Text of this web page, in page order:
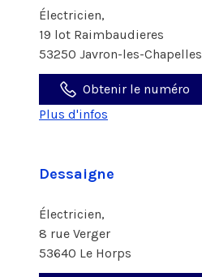
Électricien,
19 lot Raimbaudieres
53250 Javron-les-Chapelles
Obtenir le numéro
Plus d'infos
Dessaigne
Électricien,
8 rue Verger
53640 Le Horps